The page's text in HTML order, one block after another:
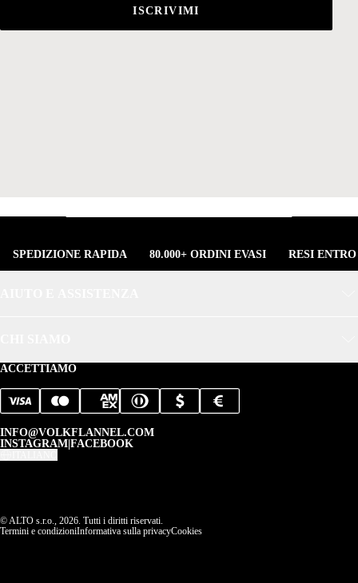
ISCRIVIMI
SPEDIZIONE RAPIDA 80.000+ ORDINI EVASI RESI
ACCETTIAMO
INFO@VOLKFLANNEL.COM
INSTAGRAM FACEBOOK
© ALTO s.r.o., 2026. Tutti i diritti riservati.
Termini e condizioniInformativa sulla privacyCookies